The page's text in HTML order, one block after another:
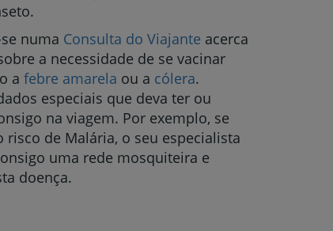
numa Consulta do Viajante acerca
a necessidade de se vacinar
a febre amarela ou a cólera.
especiais que deva ter ou
na viagem. Por exemplo, se
de Malária, o seu especialista
uma rede mosquiteira e
doença.